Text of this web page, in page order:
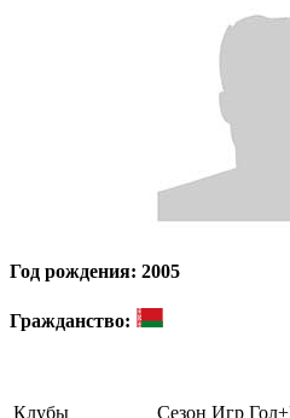
Год рождения: 2005
Гражданство:
Клубы Сезон Игр